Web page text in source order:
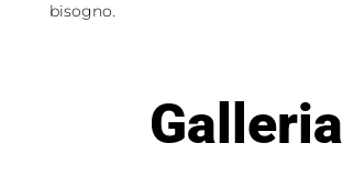
bisogno.
Galleria